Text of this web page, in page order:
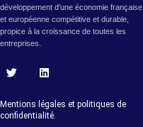
développement d’une économie française
et européenne compétitive et durable,
propice à la croissance de toutes les
entreprises.
T
i
t
L
n
k
Mentions légales et politiques de
confidentialité.